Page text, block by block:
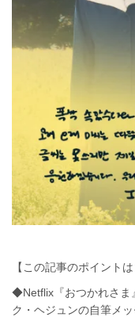
【この記事のポイントは
◆Netflix『おつかれさま
ク・ヘジュンの自筆メ